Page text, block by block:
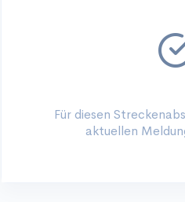
Für diesen
aktuellen